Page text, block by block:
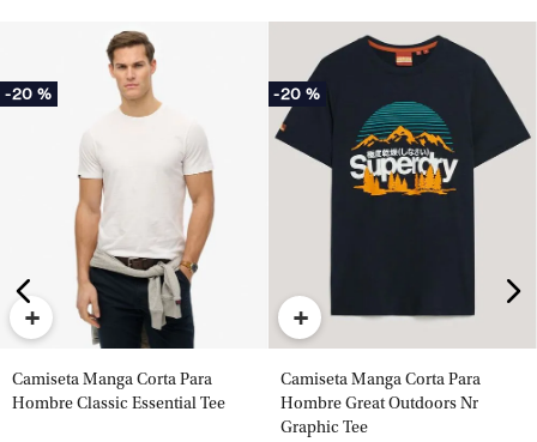
-20 %
+
Camiseta Manga Corta Para
Hombre Classic Essential Tee
-20 %
+
Camiseta Manga Corta Para
Hombre Great Outdoors Nr
Graphic Tee